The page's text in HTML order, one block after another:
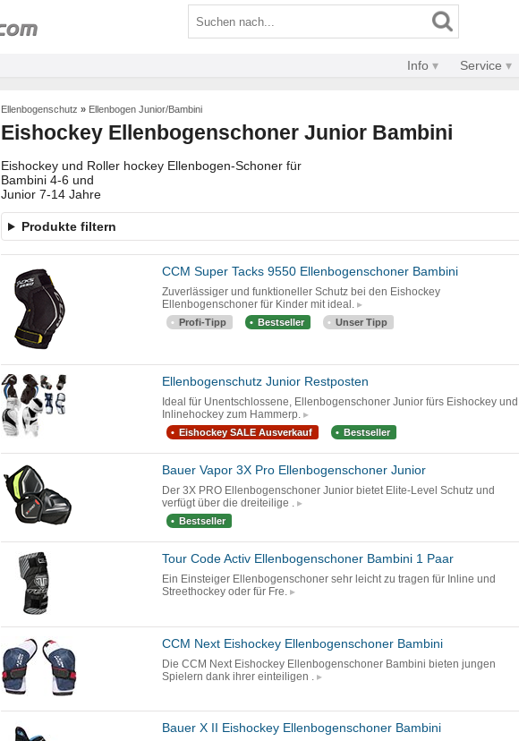
Info Service
Ellenbogenschutz » Ellenbogen Junior/Bambini
Eishockey Ellenbogenschoner Junior Bambini
Eishockey und Roller hockey Ellenbogen-Schoner für
Bambini 4-6 und
Junior 7-14 Jahre
Produkte filtern
CCM Super Tacks 9550 Ellenbogenschoner Bambini
Zuverlässiger und funktioneller Schutz bei den Eishockey
Ellenbogenschoner für Kinder mit ideal.
Profi-Tipp Bestseller Unser Tipp
Ellenbogenschutz Junior Restposten
Ideal für Unentschlossene, Ellenbogenschoner Junior fürs Eishockey und
Inlinehockey zum Hammerp.
Eishockey SALE Ausverkauf Bestseller
Bauer Vapor 3X Pro Ellenbogenschoner Junior
Der 3X PRO Ellenbogenschoner Junior bietet Elite-Level Schutz und
verfügt über die dreiteilige .
Bestseller
Tour Code Activ Ellenbogenschoner Bambini 1 Paar
Ein Einsteiger Ellenbogenschoner sehr leicht zu tragen für Inline und
Streethockey oder für Fre.
CCM Next Eishockey Ellenbogenschoner Bambini
Die CCM Next Eishockey Ellenbogenschoner Bambini bieten jungen
Spielern dank ihrer einteiligen .
Bauer X II Eishockey Ellenbogenschoner Bambini